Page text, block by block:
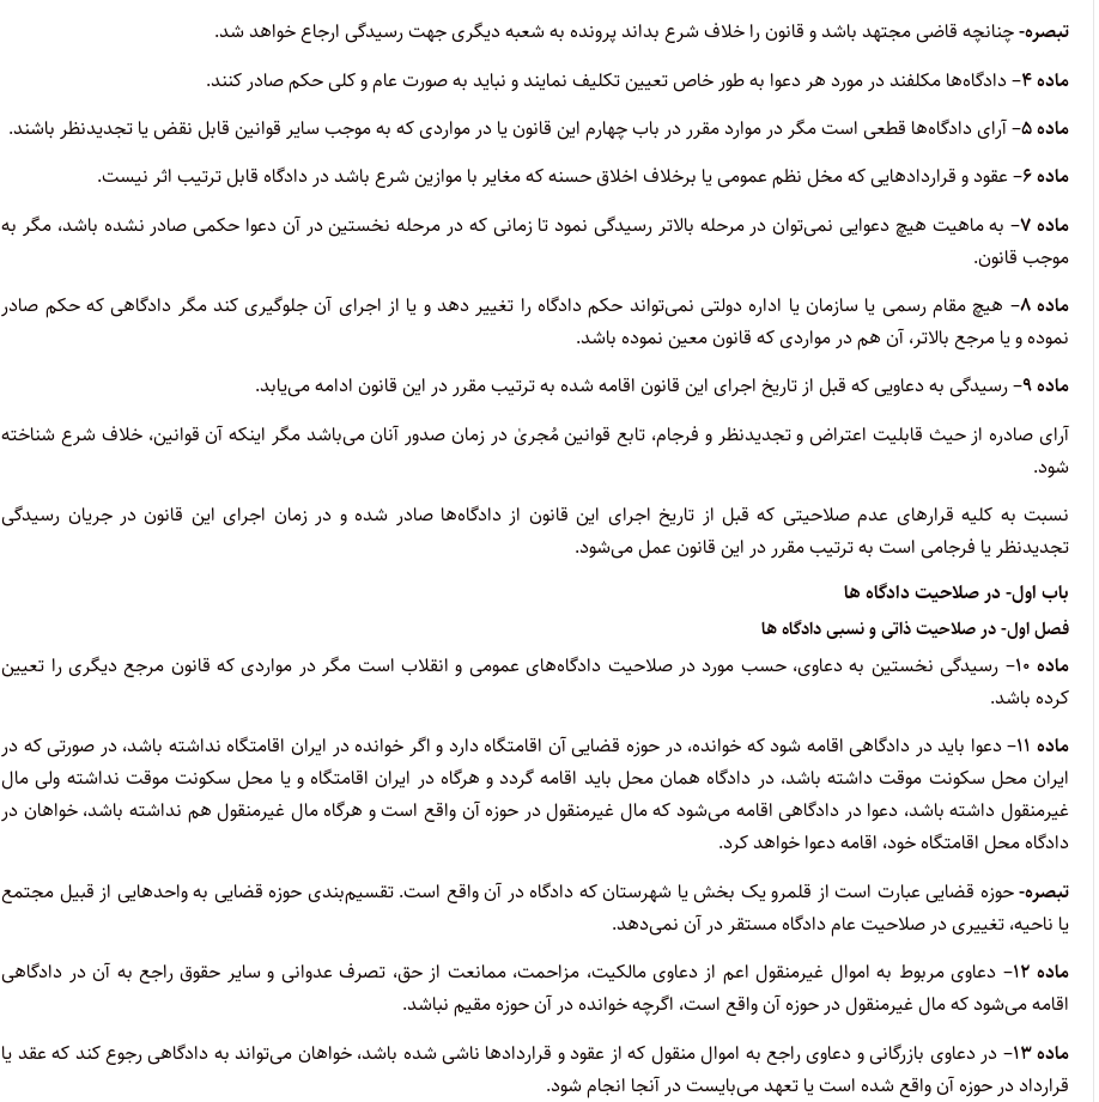
تبصره-چنانچه قاضی مجتهد باشد و قانون را خلاف شرع بداند پرونده به شعبه دیگری جهت رسیدگی ارجاع خواهد شد.
ماده ۴ – دادگاه‌ها مکلفند در مورد هر دعوا به طور خاص تعیین تکلیف نمایند و نباید به صورت عام و کلی حکم صادر کنند.
ماده ۵ – آرای دادگاه‌ها قطعی است مگر در موارد مقرر در باب چهارم این قانون یا در مواردی که به موجب سایر قوانین قابل نقض یا تجدیدنظر باشند.
ماده ۶ – عقود و قراردادهایی که مخل نظم عمومی یا برخلاف اخلاق حسنه که مغایر با موازین شرع باشد در دادگاه قابل ترتیب اثر نیست.
ماده ۷ – به ماهیت هیچ دعوایی نمی‌توان در مرحله بالاتر رسیدگی نمود تا زمانی که در مرحله نخستین در آن دعوا حکمی صادر نشده باشد، مگر به
موجب قانون.
ماده ۸ – هیچ مقام رسمی یا سازمان یا اداره دولتی نمی‌تواند حکم دادگاه را تغییر دهد و یا از اجرای آن جلوگیری کند مگر دادگاهی که حکم صادر
نموده و یا مرجع بالاتر، آن هم در مواردی که قانون معین نموده باشد.
ماده ۹ – رسیدگی به دعاویی که قبل از تاریخ اجرای این قانون اقامه شده به ترتیب مقرر در این قانون ادامه می‌یابد.
آرای صادره از حیث قابلیت اعتراض و تجدیدنظر و فرجام، تابع قوانین مُجریٰ در زمان صدور آنان می‌باشد مگر اینکه آن قوانین، خلاف شرع شناخته
شود.
نسبت به کلیه قرارهای عدم صلاحیتی که قبل از تاریخ اجرای این قانون از دادگاه‌ها صادر شده و در زمان اجرای این قانون در جریان رسیدگی
تجدیدنظر یا فرجامی است به ترتیب مقرر در این قانون عمل می‌شود.
باب اول- در صلاحیت دادگاه ها
فصل اول- در صلاحیت ذاتی و نسبی دادگاه ها
ماده ۱۰
– رسیدگی نخستین به دعاوی، حسب مورد در صلاحیت دادگاه‌های عمومی و انقلاب است مگر در مواردی که قانون مرجع دیگری را تعیین
کرده باشد.
ماده ۱۱
– دعوا باید در دادگاهی اقامه شود که خوانده، در حوزه قضایی آن اقامتگاه دارد و اگر خوانده در ایران اقامتگاه نداشته باشد، در صورتی که در
ایران محل سکونت موقت داشته باشد، در دادگاه همان محل باید اقامه گردد و هرگاه در ایران اقامتگاه و یا محل سکونت موقت نداشته ولی مال
غیرمنقول داشته باشد، دعوا در دادگاهی اقامه می‌شود که مال غیرمنقول در حوزه آن واقع است و هرگاه مال غیرمنقول هم نداشته باشد، خواهان در
دادگاه محل اقامتگاه خود، اقامه دعوا خواهد کرد.
تبصره-حوزه قضایی عبارت است از قلمرو یک بخش یا شهرستان که دادگاه در آن واقع است. تقسیم‌بندی حوزه قضایی به واحدهایی از قبیل مجتمع
یا ناحیه، تغییری در صلاحیت عام دادگاه مستقر در آن نمی‌دهد.
ماده ۱۲
– دعاوی مربوط به اموال غیرمنقول اعم از دعاوی مالکیت، مزاحمت، ممانعت از حق، تصرف عدوانی و سایر حقوق راجع به آن در دادگاهی
اقامه می‌شود که مال غیرمنقول در حوزه آن واقع است، اگرچه خوانده در آن حوزه مقیم نباشد.
ماده ۱۳
– در دعاوی بازرگانی و دعاوی راجع به اموال منقول که از عقود و قراردادها ناشی شده باشد، خواهان می‌تواند به دادگاهی رجوع کند که عقد یا
قرارداد در حوزه آن واقع شده است یا تعهد می‌بایست در آنجا انجام شود.